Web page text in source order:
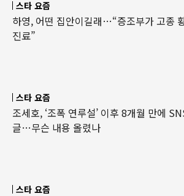
스타 요즘
하영, 어떤 집안이길래…“증조부가 고종
진료”
스타 요즘
조세호, ‘조폭 연루설’ 이후 8개월 만에
글…무슨 내용 올렸나
스타 요즘